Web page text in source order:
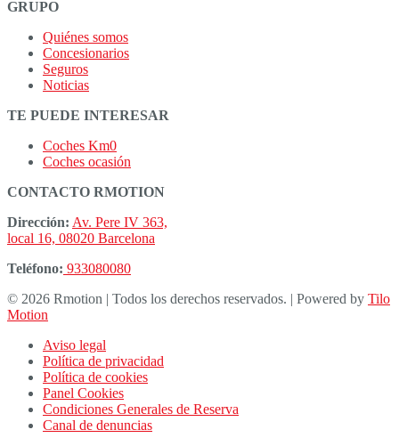
GRUPO
Quiénes somos
Concesionarios
Seguros
Noticias
TE PUEDE INTERESAR
Coches Km0
Coches ocasión
CONTACTO RMOTION
Dirección: Av. Pere IV 363,
local 16, 08020 Barcelona
Teléfono: 933080080
© 2026 Rmotion | Todos los derechos reservados. | Powered by Tilo
Motion
Aviso legal
Política de privacidad
Política de cookies
Panel Cookies
Condiciones Generales de Reserva
Canal de denuncias